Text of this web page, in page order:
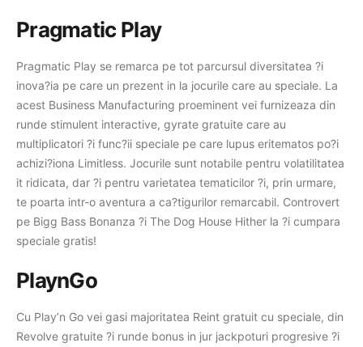
Pragmatic Play
Pragmatic Play se remarca pe tot parcursul diversitatea ?i
inova?ia pe care un prezent in la jocurile care au speciale. La
acest Business Manufacturing proeminent vei furnizeaza din
runde stimulent interactive, gyrate gratuite care au
multiplicatori ?i func?ii speciale pe care lupus eritematos po?i
achizi?iona Limitless. Jocurile sunt notabile pentru volatilitatea
it ridicata, dar ?i pentru varietatea tematicilor ?i, prin urmare,
te poarta intr-o aventura a ca?tigurilor remarcabil. Controvert
pe Bigg Bass Bonanza ?i The Dog House Hither la ?i cumpara
speciale gratis!
PlaynGo
Cu Play’n Go vei gasi majoritatea Reint gratuit cu speciale, din
Revolve gratuite ?i runde bonus in jur jackpoturi progresive ?i